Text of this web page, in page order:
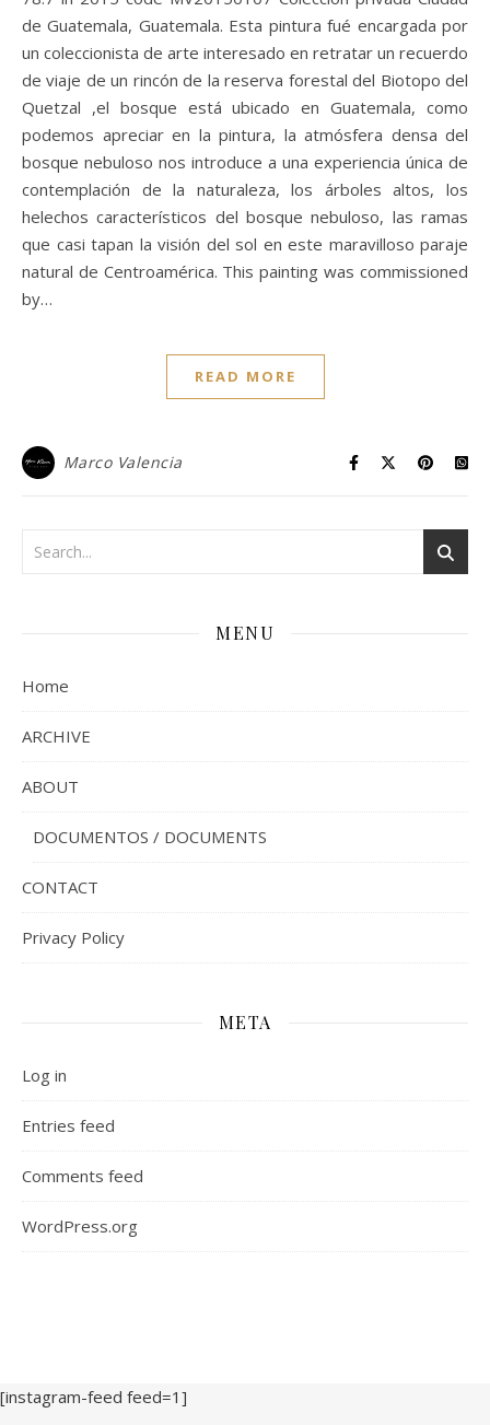
de Guatemala, Guatemala. Esta pintura fué encargada por
un coleccionista de arte interesado en retratar un recuerdo
de viaje de un rincón de la reserva forestal del Biotopo del
Quetzal ,el bosque está ubicado en Guatemala, como
podemos apreciar en la pintura, la atmósfera densa del
bosque nebuloso nos introduce a una experiencia única de
contemplación de la naturaleza, los árboles altos, los
helechos característicos del bosque nebuloso, las ramas
que casi tapan la visión del sol en este maravilloso paraje
natural de Centroamérica. This painting was commissioned
by…
READ MORE
Marco Valencia
MENU
Home
ARCHIVE
ABOUT
DOCUMENTOS / DOCUMENTS
CONTACT
Privacy Policy
META
Log in
Entries feed
Comments feed
WordPress.org
[instagram-feed feed=1]